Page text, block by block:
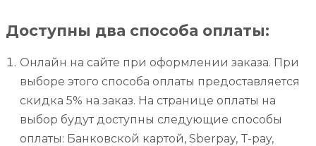
Доступны два способа оплаты:
Онлайн на сайте при оформлении заказа. При
выборе этого способа оплаты предоставляется
скидка 5% на заказ. На странице оплаты на
выбор будут доступны следующие способы
оплаты: Банковской картой, Sberpay, T-pay,